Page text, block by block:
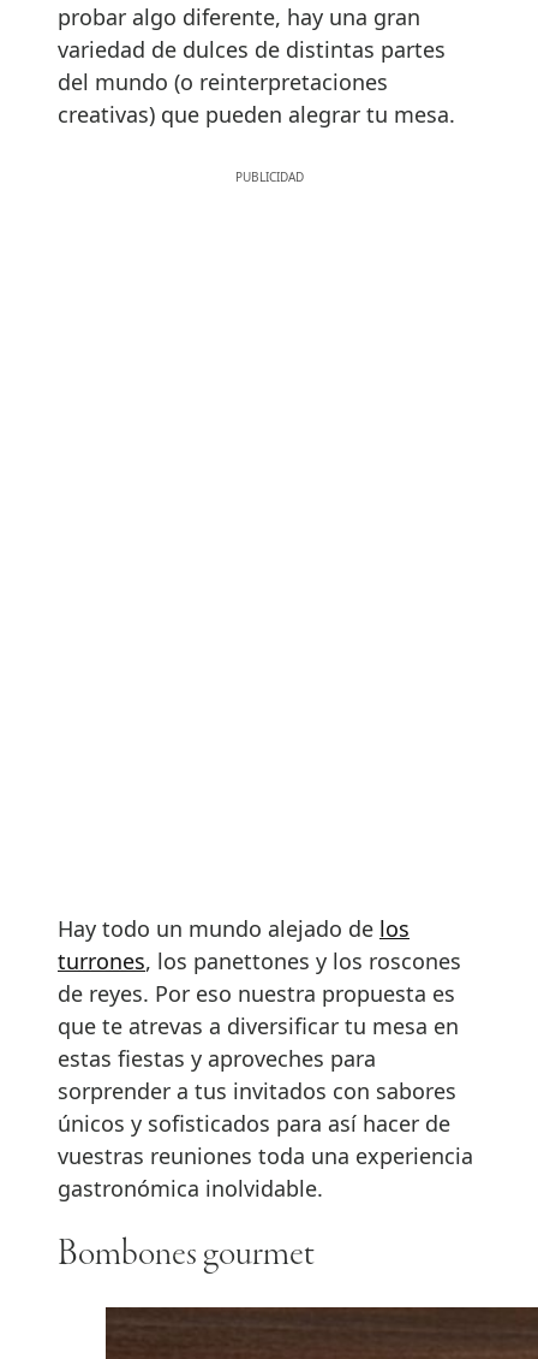
probar algo diferente, hay una gran
variedad de dulces de distintas partes
del mundo (o reinterpretaciones
creativas) que pueden alegrar tu mesa.
Hay todo un mundo alejado de los
turrones, los panettones y los roscones
de reyes. Por eso nuestra propuesta es
que te atrevas a diversificar tu mesa en
estas fiestas y aproveches para
sorprender a tus invitados con sabores
únicos y sofisticados para así hacer de
vuestras reuniones toda una experiencia
gastronómica inolvidable.
Bombones gourmet